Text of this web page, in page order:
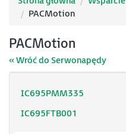
PACMotion
PACMotion
« Wróć do Serwonapędy
IC695PMM335
IC695FTB001